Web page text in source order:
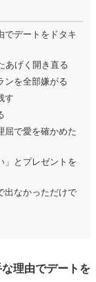
でデートをドタキ
あげく開き直る
ンを全部嫌がる
す
屈で愛を確かめた
」とプレゼントを
出なかっただけで
理由でデートを